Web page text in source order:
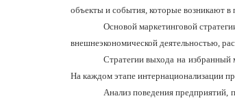
объекты и события, которые возникают в
Основой маркетинговой
внешнеэкономической деятельностью,
Стратегии выхода на
На каждом этапе интернационализации
Анализ поведения предприятий,